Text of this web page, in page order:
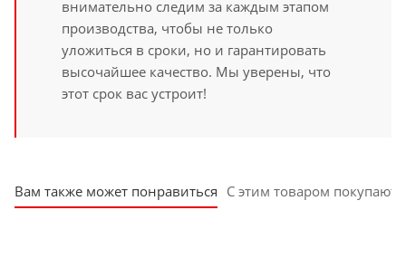
внимательно следим за каждым этапом
производства, чтобы не только
уложиться в сроки, но и гарантировать
высочайшее качество. Мы уверены, что
этот срок вас устроит!
Вам также может понравиться С этим товаром покупают